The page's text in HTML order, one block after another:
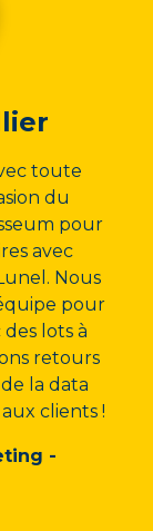
toute
du
pour
avec
Nous
pour
lots à
retours
la data
clients !
-